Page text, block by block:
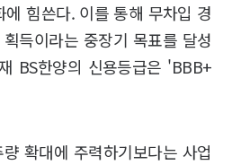
힘쓴다. 이를 통해 무차입 경
득이라는 중장기 목표를 달성
BS한양의 신용등급은 'BBB+
확대에 주력하기보다는 사업